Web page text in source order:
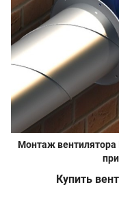
Монтаж
Купить